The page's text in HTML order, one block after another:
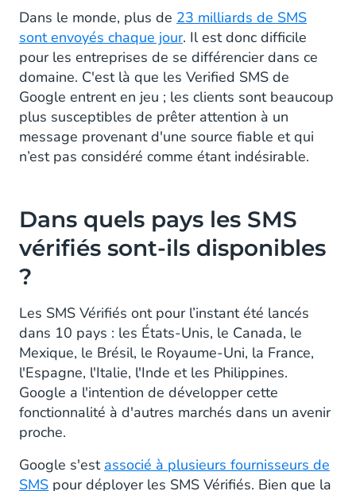
3. Reconnaissance
Qu'est-ce que le RCS Business Messaging ?
En quoi est-ce différent de Google’s
Business Messages ?
Premiers pas avec RCS Business Messaging
Dans le monde, plus de 23 milliards de SMS
sont envoyés chaque jour. Il est donc difficile
pour les entreprises de se différencier dans ce
domaine. C'est là que les Verified SMS de
Google entrent en jeu ; les clients sont beaucoup
plus susceptibles de prêter attention à un
message provenant d'une source fiable et qui
n’est pas considéré comme étant indésirable.
Dans quels pays les SMS
vérifiés sont-ils disponibles
?
Les SMS Vérifiés ont pour l’instant été lancés
dans 10 pays : les États-Unis, le Canada, le
Mexique, le Brésil, le Royaume-Uni, la France,
l'Espagne, l'Italie, l'Inde et les Philippines.
Google a l'intention de développer cette
fonctionnalité à d'autres marchés dans un avenir
proche.
Google s'est associé à plusieurs fournisseurs de
SMS pour déployer les SMS Vérifiés. Bien que la